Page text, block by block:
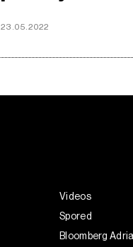
23.05.2022
Videos
Spored
Bloomberg